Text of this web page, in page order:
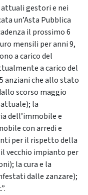
gestori e nei
un’Asta Pubblica
il prossimo 6
mensili per anni 9,
a carico del
a carico del
anziani che allo stato
scorso maggio
attuale); la
dell’immobile e
con arredi e
per il rispetto della
vecchio impianto per
la cura e la
dalle zanzare);